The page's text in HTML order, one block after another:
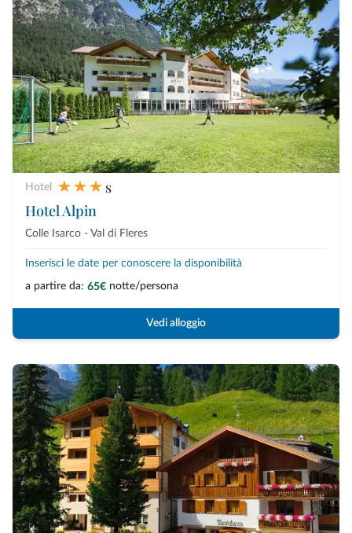
Hotel
s
Hotel Alpin
Colle Isarco - Val di Fleres
Inserisci le date per conoscere la disponibilità
a partire da: 65€ notte/persona
Vedi alloggio